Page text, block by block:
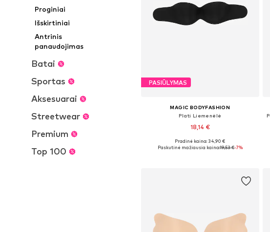
Proginiai
Išskirtiniai
Antrinis
panaudojimas
Batai
Sportas
Aksesuarai
Streetwear
Premium
Top 100
PASIŪLYMAS
MAGIC BODYFASHION
Plati Liemenėlė
18,14 €
Galimi dydžiai: 60-150
Pradinė kaina: 34,90 €
Paskutinė mažiausia kaina:19,53 €-7%